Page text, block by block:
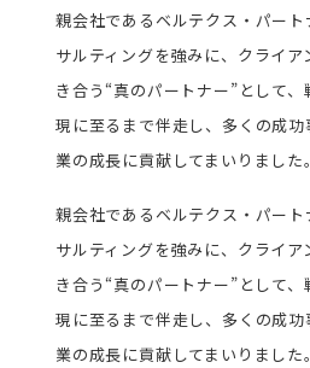
親会社であるベルテクス・パー
サルティングを強みに、クライ
き合う“真のパートナー”として
現に至るまで伴走し、多くの成
業の成長に貢献してまいりました。
親会社であるベルテクス・パー
サルティングを強みに、クライ
き合う“真のパートナー”として
現に至るまで伴走し、多くの成
業の成長に貢献してまいりました